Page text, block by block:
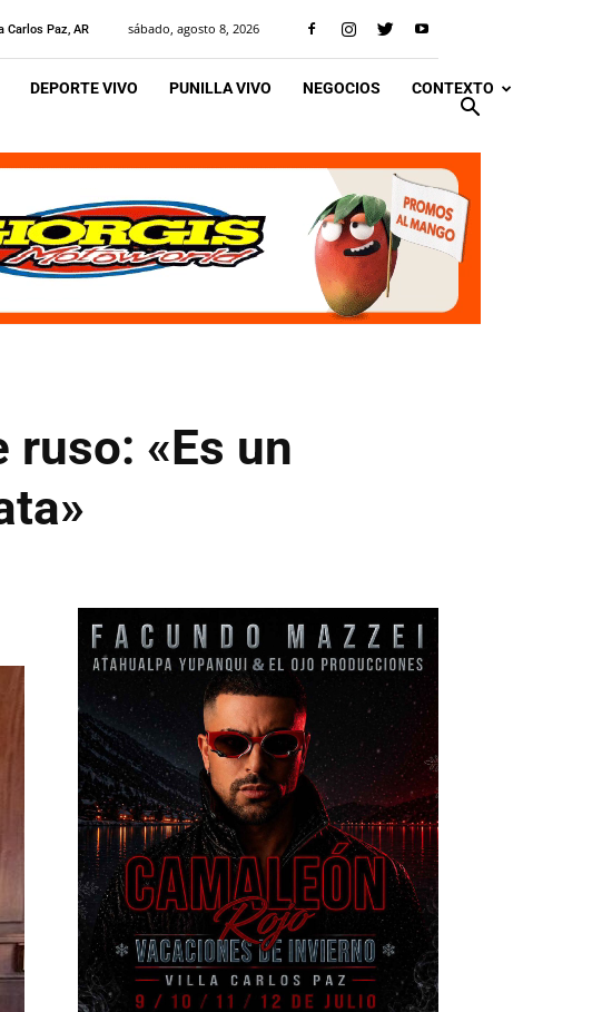
Carlos Paz, AR sábado, agosto 8, 2026
DEPORTE VIVO PUNILLA VIVO NEGOCIOS CONTEXTO
«Es un